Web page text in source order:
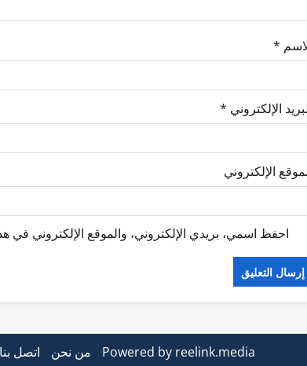
*
الإلكتروني *
الإلكتروني
احفظ اسمي، بريدي الإلكتروني، والموقع الإلكتروني في
Powered by reelink.media من نحن اتصل بنا